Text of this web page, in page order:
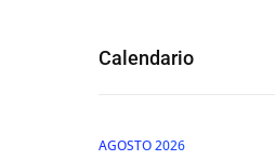
Calendario
AGOSTO 2026